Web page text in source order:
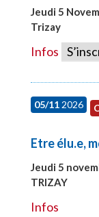
Jeudi 5
Trizay
Infos
05/112026
Etre élu.e,
Jeudi 5
TRIZAY
Infos